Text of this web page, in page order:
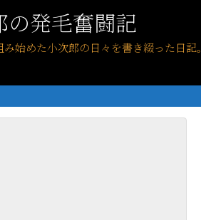
の発毛奮闘記
始めた小次郎の日々を書き綴った日記。